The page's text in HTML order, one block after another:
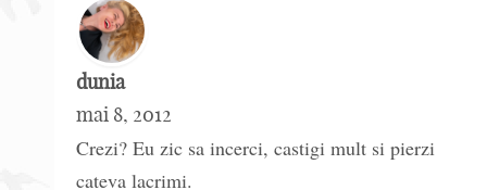
dunia
mai 8, 2012
Crezi? Eu zic sa incerci, castigi mult si pierzi
cateva lacrimi.